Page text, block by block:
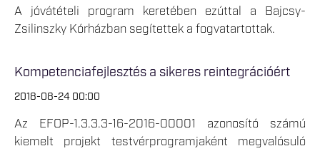
A jóvátételi program keretében ezúttal a Bajcsy-
Zsilinszky Kórházban segítettek a fogvatartottak.
Kompetenciafejlesztés a sikeres reintegrációért
2018-08-24 00:00
Az EFOP-1.3.3.3-16-2016-00001 azonosító számú
kiemelt projekt testvérprogramjaként megvalósuló